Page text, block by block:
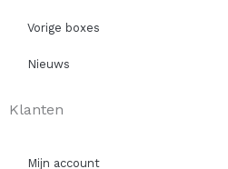
Vorige boxes
Nieuws
Klanten
Mijn account